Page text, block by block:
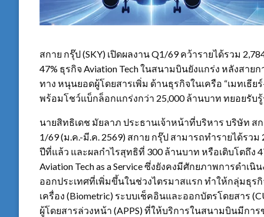
สกาย กรุ๊ป (SKY) เปิดผลงาน Q1/69 คว้ารายได้รวม
47% ธุรกิจ Aviation Tech ในสนามบินยังแกร่ง หลังสาย
ทาง หนุนยอดผู้โดยสารเพิ่ม ด้านธุรกิจในเครือ “เมทเธี
พร้อมโชว์แบ็กล็อกแกร่งกว่า 25,000 ล้านบาท ทยอยรับรู้
นายสิทธิเดช มัยลาภ ประธานเจ้าหน้าที่บริหาร บริษัท ส
1/69 (ม.ค.-มี.ค. 2569) สกาย กรุ๊ป สามารถทำรายได้รว
ปีที่แล้ว และผลกำไรสุทธิที่ 300 ล้านบาท หรือเติบโตถึง
Aviation Tech as a Service ซึ่งยังคงมีศักยภาพการดำ
ออกประเทศที่เพิ่มขึ้นในช่วงไตรมาสแรก ทำให้กลุ่มธุร
เครื่อง (Biometric) ระบบเช็คอินและออกบัตรโดยสาร
ผู้โดยสารล่วงหน้า (APPS) ที่ให้บริการในสนามบินมีกา